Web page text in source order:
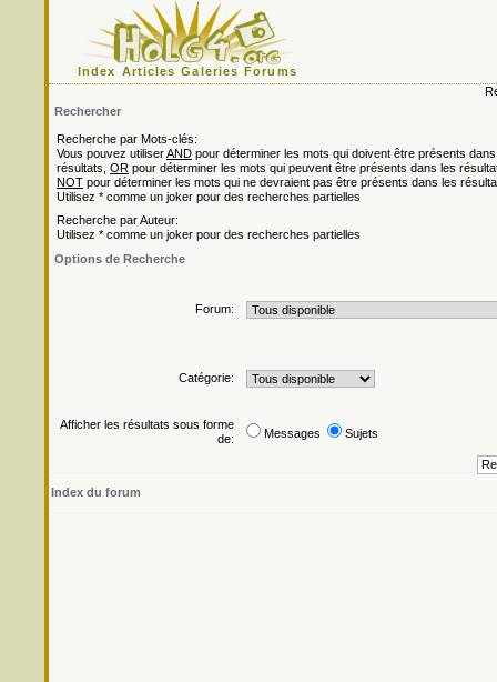
Index Articles Galeries Forums
Rechercher
Recherche par Mots-clés:
Vous pouvez utiliserAND pour déterminer les mots qui doivent être présents
résultats, OR pour déterminer les mots qui peuvent être présents dans les
NOT pour déterminer les mots qui ne devraient pas être présents dans les
Utilisez * comme un joker pour des recherches partielles
Recherche par Auteur:
Utilisez * comme un joker pour des recherches partielles
Options de Recherche
Forum:
Catégorie:
Afficher les résultats sous forme
de:
Messages Sujets
Index du forum